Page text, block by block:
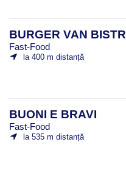
BURGER VAN
Fast-Food
la 400 m distanță
BUONI E BRAVI
Fast-Food
la 535 m distanță